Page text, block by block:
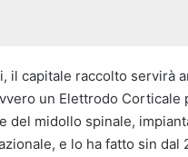
il capitale raccolto servirà
un Elettrodo Corticale
del midollo spinale,
e lo ha fatto sin dal